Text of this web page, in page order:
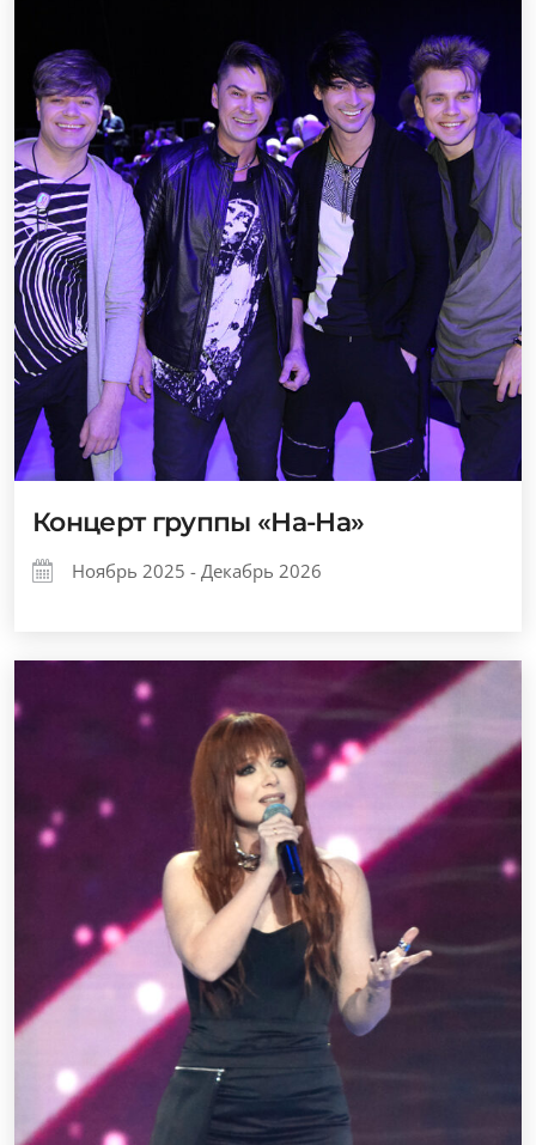
Концерт группы «На-На»
Ноябрь 2025 - Декабрь 2026